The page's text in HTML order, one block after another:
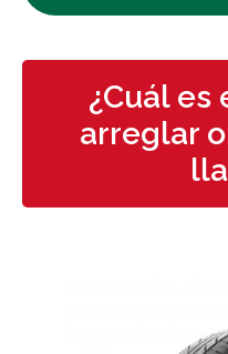
¿Cuál
arreglar